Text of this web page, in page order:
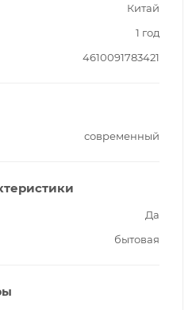
Китай
1 год
4610091783421
современный
Да
бытовая